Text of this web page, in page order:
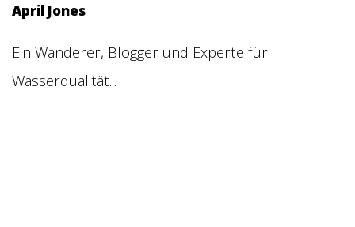
April Jones
Ein Wanderer, Blogger und Experte für
Wasserqualität...